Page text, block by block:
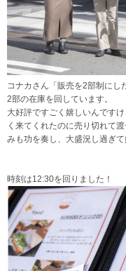
コナカさん「販売を2部制にし
2部の在庫を回しています。
大好評ですごく嬉しいんです
く来てくれたのに売り切れて
みも功を奏し、大盛況し過ぎ
時刻は12:30を回りました！